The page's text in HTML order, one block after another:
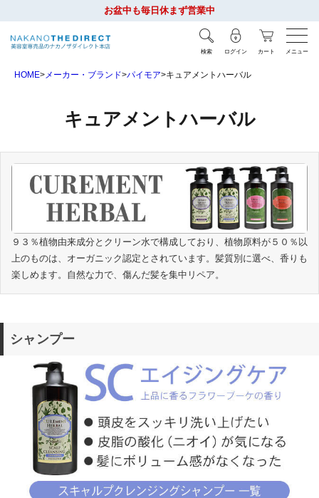
お盆中も毎日休まず営業中
検索 ログイン カート メニュー
HOME メーカー・ブランド パイモア キュアメントハーバル
キュアメントハーバル
９３％植物由来成分とクリーン水で構成しており、植物原料が５０％以
上のものは、オーガニック認定とされています。髪質別に選べ、香りも
楽しめます。自然な力で、傷んだ髪を集中リペア。
シャンプー